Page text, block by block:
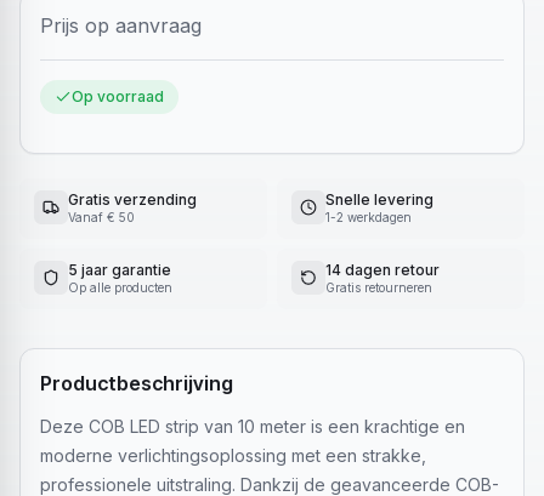
Prijs op aanvraag
Op voorraad
Gratis verzending
Vanaf € 50
Snelle levering
1-2 werkdagen
5 jaar garantie
Op alle producten
14 dagen retour
Gratis retourneren
Productbeschrijving
Deze COB LED strip van 10 meter is een krachtige en
moderne verlichtingsoplossing met een strakke,
professionele uitstraling. Dankzij de geavanceerde COB-